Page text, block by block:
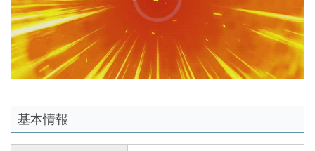
00:00 /01:00
基本情報